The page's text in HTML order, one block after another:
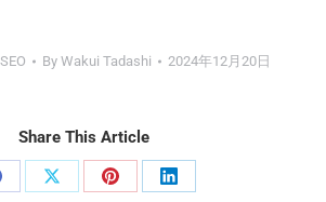
By Wakui Tadashi 2024年12月20日
Share This Article
Share
Share
Share